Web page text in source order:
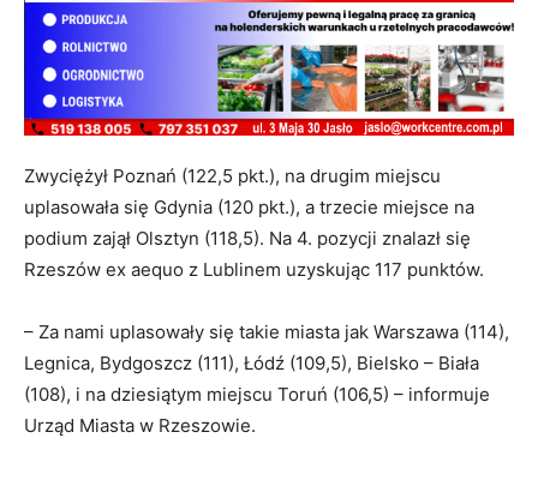
Zwyciężył Poznań (122,5 pkt.), na drugim miejscu
uplasowała się Gdynia (120 pkt.), a trzecie miejsce na
podium zajął Olsztyn (118,5). Na 4. pozycji znalazł się
Rzeszów ex aequo z Lublinem uzyskując 117 punktów.
– Za nami uplasowały się takie miasta jak Warszawa (114),
Legnica, Bydgoszcz (111), Łódź (109,5), Bielsko – Biała
(108), i na dziesiątym miejscu Toruń (106,5) – informuje
Urząd Miasta w Rzeszowie.